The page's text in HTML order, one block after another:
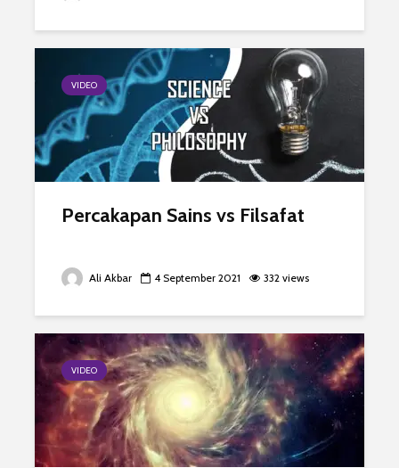
VIDEO
Percakapan Sains vs Filsafat
Ali Akbar 4 September 2021 332 views
VIDEO